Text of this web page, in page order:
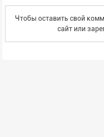
Чтобы оставить свой
сайт или